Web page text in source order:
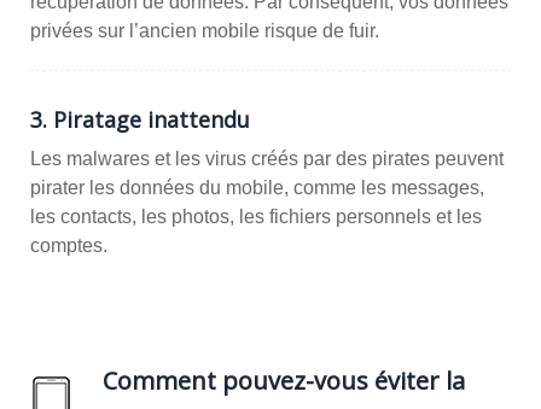
privées sur l’ancien mobile risque de fuir.
3. Piratage inattendu
Les malwares et les virus créés par des pirates peuvent
pirater les données du mobile, comme les messages,
les contacts, les photos, les fichiers personnels et les
comptes.
Comment pouvez-vous éviter la